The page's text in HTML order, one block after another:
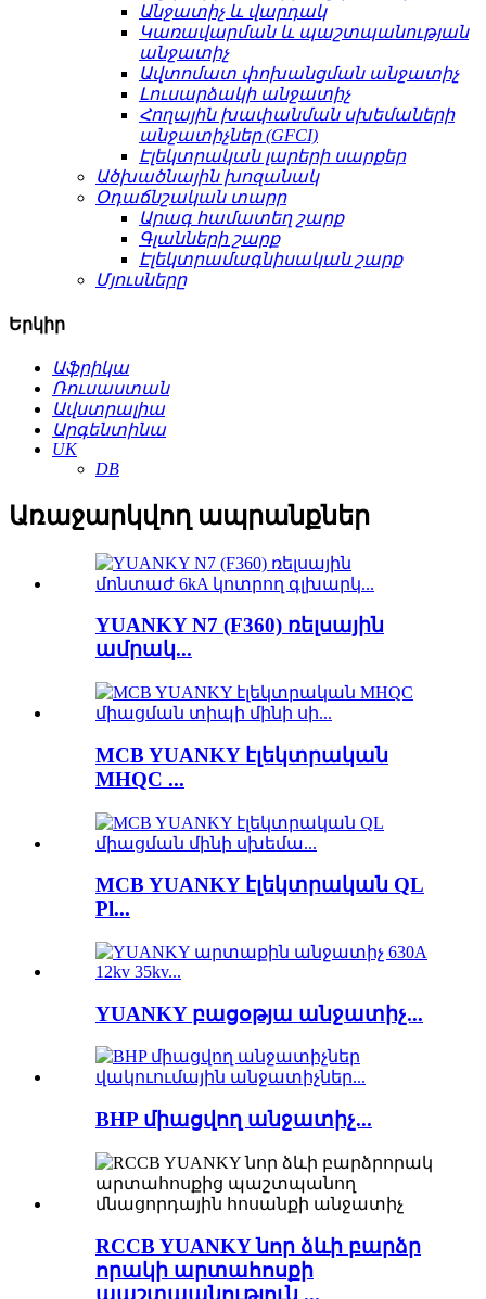
Անջատիչ և վարդակ
Կառավարման և պաշտպանության
անջատիչ
Ավտոմատ փոխանցման անջատիչ
Լուսարձակի անջատիչ
Հողային խափանման սխեմաների
անջատիչներ (GFCI)
Էլեկտրական լարերի սարքեր
Ածխածնային խոզանակ
Օդաճնշական տարր
Արագ համատեղ շարք
Գլանների շարք
Էլեկտրամագնիսական շարք
Մյուսները
Երկիր
Աֆրիկա
Ռուսաստան
Ավստրալիա
Արգենտինա
UK
DB
Առաջարկվող ապրանքներ
YUANKY N7 (F360) ռելսային
ամրակ...
MCB YUANKY էլեկտրական
MHQC ...
MCB YUANKY էլեկտրական QL
Pl...
YUANKY բացօթյա անջատիչ...
BHP միացվող անջատիչ...
RCCB YUANKY նոր ձևի բարձր
որակի արտահոսքի
պաշտպանություն ...